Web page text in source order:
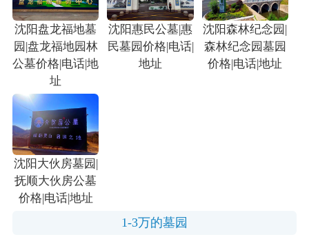
沈阳盘龙福地墓
园|盘龙福地园林
公墓价格|电话|地
址
沈阳惠民公墓|惠
民墓园价格|电话|
地址
沈阳森林纪念园|
森林纪念园墓园
价格|电话|地址
沈阳大伙房墓园|
抚顺大伙房公墓
价格|电话|地址
1-3万的墓园